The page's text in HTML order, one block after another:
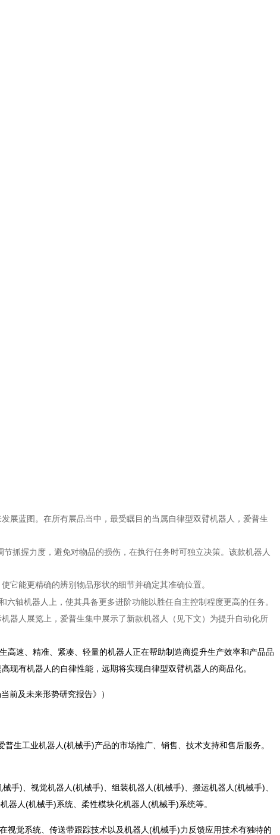
展蓝图。在所有展品当中，最受瞩目的当属自律型双臂机器人，爱普生
抓握力度，避免对物品的损伤，在执行任务时可独立决策。该款机器人
使它能更精确的辨别物品形状的细节并确定其准确位置。
轴机器人上，使其具备更多进阶功能以胜任自主控制程度更高的任务。
器人展览上，爱普生集中展示了新款机器人（见下文）为提升自动化所
速、精准、紧凑、轻量的机器人正在帮助制造商提升生产效率和产品品
有机器人的自律性能，远期将实现自律型双臂机器人的商品化。
前及未来形势研究报告》）
生工业机器人(机械手)产品的市场推广、销售、技术支持和售后服务。
手)、视觉机器人(机械手)、组装机器人(机械手)、搬运机器人(机械手)、
器人(机械手)系统、柔性模块化机器人(机械手)系统等。
觉系统、传送带跟踪技术以及机器人(机械手)力反馈应用技术有独特的